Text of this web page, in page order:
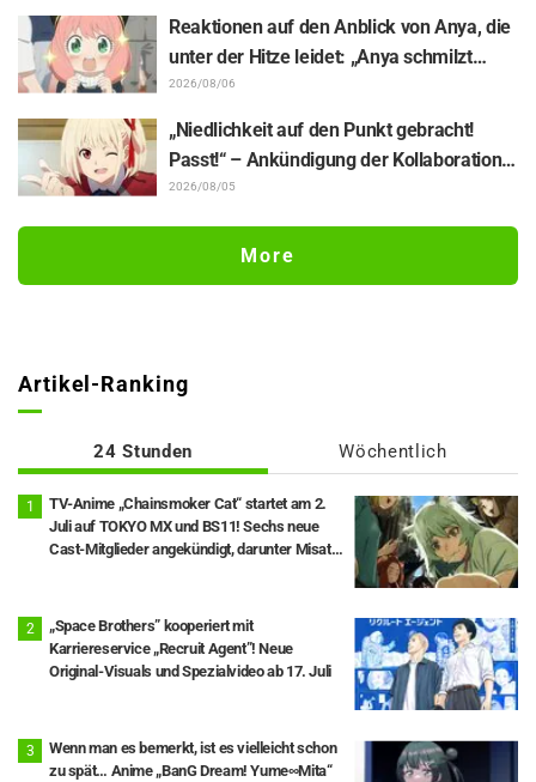
Kommentar & Endcard enthüllt
Reaktionen auf den Anblick von Anya, die
unter der Hitze leidet: „Anya schmilzt
dahin“ – „SPY x FAMILY“-
Ankündigungsillustration sorgt für
Aufsehen
2026/08/06
„Niedlichkeit auf den Punkt gebracht!
Passt!“ – Ankündigung der Kollaboration
zwischen „Lycoris Recoil“ und Kumamine
„Passt!“-Reaktionen
2026/08/05
More
Artikel-Ranking
24 Stunden Wöchentlich
TV-Anime „Chainsmoker Cat“ startet am 2.
Juli auf TOKYO MX und BS11! Sechs neue
Cast-Mitglieder angekündigt, darunter Misato
„Space Brothers” kooperiert mit
Karriereservice „Recruit Agent”! Neue
Original-Visuals und Spezialvideo ab 17. Juli
Wenn man es bemerkt, ist es vielleicht schon
zu spät… Anime „BanG Dream! Yume∞Mita“